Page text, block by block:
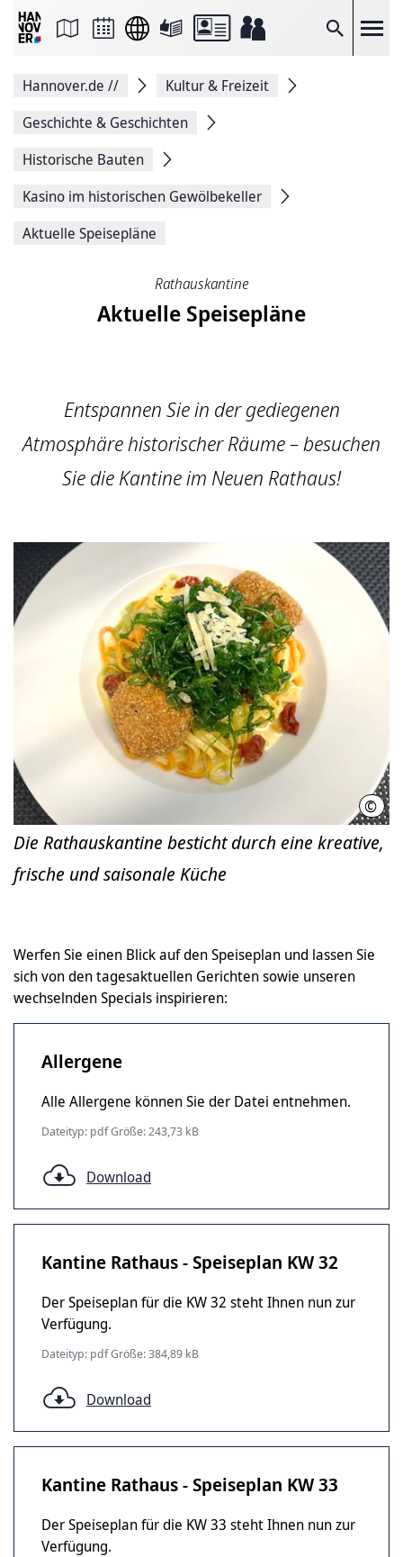
Suche
Seite
Facebook
teilen
Seitenlink
Seite
Hannover.de //
Kultur & Freizeit
Geschichte & Geschichten
Historische Bauten
Kasino im historischen Gewölbekeller
Aktuelle Speisepläne
Rathauskantine
Aktuelle Speisepläne
Entspannen Sie in der gediegenen
Atmosphäre historischer Räume – besuchen
Sie die Kantine im Neuen Rathaus!
© LHH
Die Rathauskantine besticht durch eine kreative,
frische und saisonale Küche
Werfen Sie einen Blick auf den Speiseplan und lassen Sie
sich von den tagesaktuellen Gerichten sowie unseren
wechselnden Specials inspirieren:
Allergene
Alle Allergene können Sie der Datei entnehmen.
Dateityp: pdf Größe: 243,73 kB
Download
Kantine Rathaus - Speiseplan KW 32
Der Speiseplan für die KW 32 steht Ihnen nun zur
Verfügung.
Dateityp: pdf Größe: 384,89 kB
Download
Kantine Rathaus - Speiseplan KW 33
Der Speiseplan für die KW 33 steht Ihnen nun zur
Verfügung.